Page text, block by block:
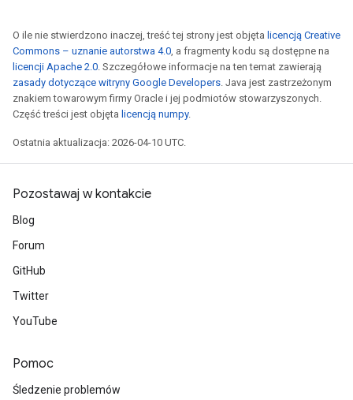
O ile nie stwierdzono inaczej, treść tej strony jest objęta licencją Creative
Commons – uznanie autorstwa 4.0, a fragmenty kodu są dostępne na
licencji Apache 2.0. Szczegółowe informacje na ten temat zawierają
zasady dotyczące witryny Google Developers. Java jest zastrzeżonym
znakiem towarowym firmy Oracle i jej podmiotów stowarzyszonych.
Część treści jest objęta licencją numpy.
Ostatnia aktualizacja: 2026-04-10 UTC.
Pozostawaj w kontakcie
Blog
Forum
GitHub
Twitter
YouTube
Pomoc
Śledzenie problemów